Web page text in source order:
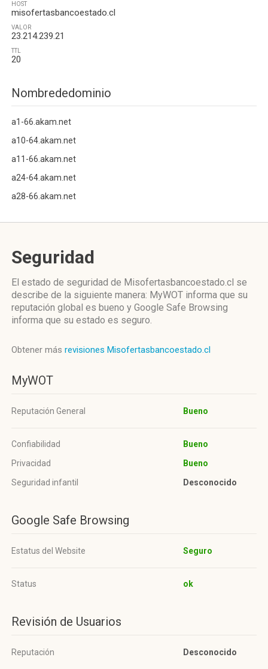
HOST
misofertasbancoestado.cl
VALOR
23.214.239.21
TTL
20
Nombrededominio
a1-66.akam.net
a10-64.akam.net
a11-66.akam.net
a24-64.akam.net
a28-66.akam.net
Seguridad
El estado de seguridad de Misofertasbancoestado.cl se
describe de la siguiente manera: MyWOT informa que su
reputación global es bueno y Google Safe Browsing
informa que su estado es seguro.
Obtener más revisiones Misofertasbancoestado.cl
MyWOT
Reputación General Bueno
Confiabilidad
Bueno
Privacidad
Bueno
Seguridad infantil
Desconocido
Google Safe Browsing
Estatus del Website Seguro
Status ok
Revisión de Usuarios
Reputación Desconocido